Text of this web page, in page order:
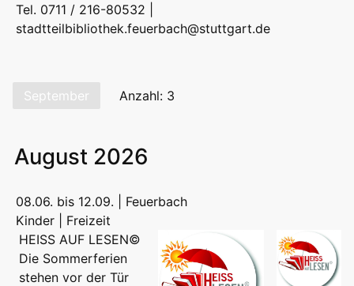
Tel. 0711 / 216-80532 |
stadtteilbibliothek.feuerbach@stuttgart.de
September Anzahl: 3
August 2026
08.06. bis 12.09. | Feuerbach
Kinder | Freizeit
HEISS AUF LESEN©
Die Sommerferien
stehen vor der Tür